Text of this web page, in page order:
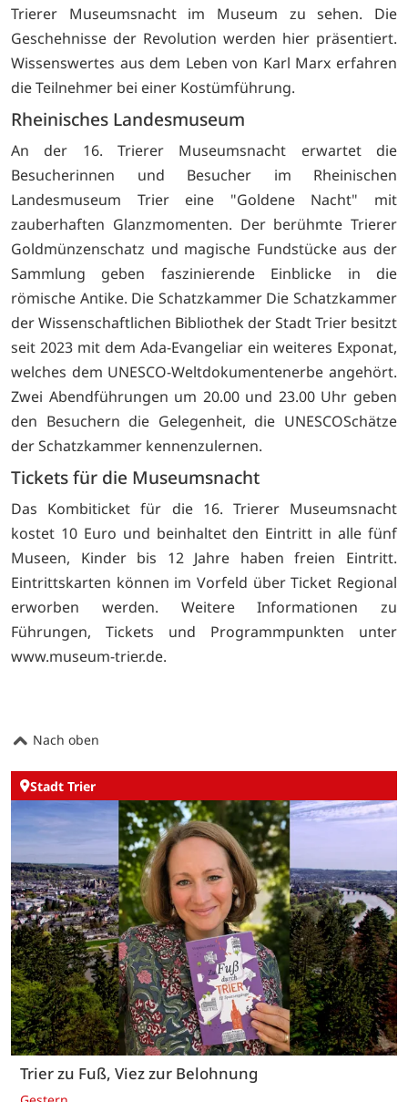
Trierer Museumsnacht im Museum zu sehen. Die
Geschehnisse der Revolution werden hier präsentiert.
Wissenswertes aus dem Leben von Karl Marx erfahren
die Teilnehmer bei einer Kostümführung.
Rheinisches Landesmuseum
An der 16. Trierer Museumsnacht erwartet die
Besucherinnen und Besucher im Rheinischen
Landesmuseum Trier eine "Goldene Nacht" mit
zauberhaften Glanzmomenten. Der berühmte Trierer
Goldmünzenschatz und magische Fundstücke aus der
Sammlung geben faszinierende Einblicke in die
römische Antike. Die Schatzkammer Die Schatzkammer
der Wissenschaftlichen Bibliothek der Stadt Trier besitzt
seit 2023 mit dem Ada-Evangeliar ein weiteres Exponat,
welches dem UNESCO-Weltdokumentenerbe angehört.
Zwei Abendführungen um 20.00 und 23.00 Uhr geben
den Besuchern die Gelegenheit, die UNESCOSchätze
der Schatzkammer kennenzulernen.
Tickets für die Museumsnacht
Das Kombiticket für die 16. Trierer Museumsnacht
kostet 10 Euro und beinhaltet den Eintritt in alle fünf
Museen, Kinder bis 12 Jahre haben freien Eintritt.
Eintrittskarten können im Vorfeld über Ticket Regional
erworben werden. Weitere Informationen zu
Führungen, Tickets und Programmpunkten unter
www.museum-trier.de.
Nach oben
Stadt Trier
Trier zu Fuß, Viez zur Belohnung